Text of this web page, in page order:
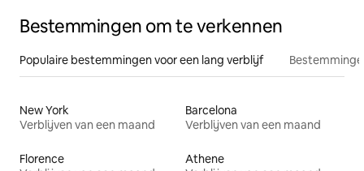
Bestemmingen om te verkennen
Populaire bestemmingen voor een lang verblijf
New York
Verblijven van een maand
Barcelona
Verblijven van een maand
Florence
Athene